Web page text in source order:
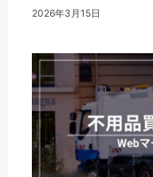
2026年3月15日